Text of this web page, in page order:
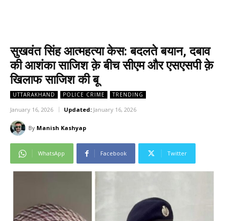
सुखवंत सिंह आत्महत्या केस: बदलते बयान, दबाव
की आशंका साजिश क़े बीच सीएम और एसएसपी क़े
खिलाफ साजिश की बू
UTTARAKHAND POLICE CRIME TRENDING
January 16, 2026 Updated: January 16, 2026
By Manish Kashyap
WhatsApp Facebook Twitter